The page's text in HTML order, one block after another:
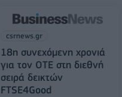
csrnews.gr
18η συνεχόμενη χρονιά
για τον ΟΤΕ στη διεθνή
σειρά δεικτών
FTSE4Good